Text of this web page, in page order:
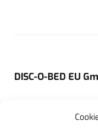
DISC-O-BED EU